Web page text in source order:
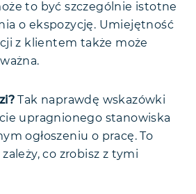
to być szczególnie istotne
o ekspozycję. Umiejętność
z klientem także może
Tak naprawdę wskazówki
upragnionego stanowiska
ogłoszeniu o pracę. To
co zrobisz z tymi